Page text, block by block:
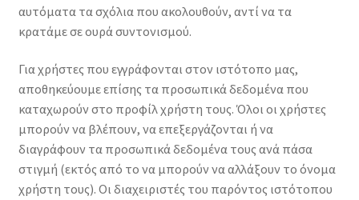
αυτόματα τα σχόλια που ακολουθούν, αντί να τα
κρατάμε σε ουρά συντονισμού.
Για χρήστες που εγγράφονται στον ιστότοπο μας,
αποθηκεύουμε επίσης τα προσωπικά δεδομένα που
καταχωρούν στο προφίλ χρήστη τους. Όλοι οι χρήστες
μπορούν να βλέπουν, να επεξεργάζονται ή να
διαγράφουν τα προσωπικά δεδομένα τους ανά πάσα
στιγμή (εκτός από το να μπορούν να αλλάξουν το όνομα
χρήστη τους). Οι διαχειριστές του παρόντος ιστότοπου